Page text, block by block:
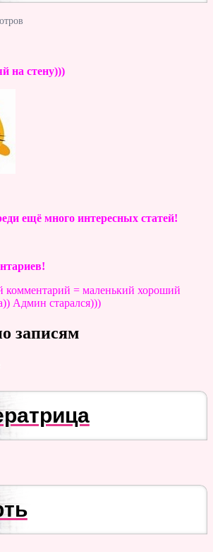
на стену)))
ещё много интересных статей!
= маленький хороший
Админ старался)))
записям